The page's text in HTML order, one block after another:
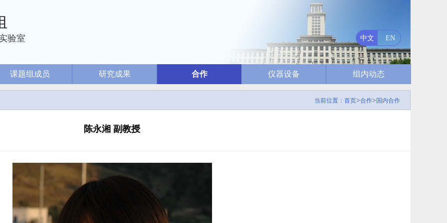
验室 中文 EN
课题组成员 研究成果 合作 仪器设备 组内动态
当前位置： 首页>合作> 国内合作
陈永湘 副教授